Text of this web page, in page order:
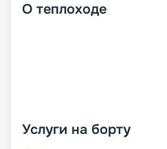
О теплоходе
Услуги на борту